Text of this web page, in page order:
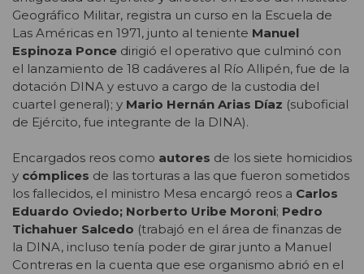
Geográfico Militar, registra un curso en la Escuela de
Las Américas en 1971, junto al teniente Manuel
Espinoza Ponce dirigió el operativo que culminó con
el lanzamiento de 18 cadáveres al Río Allipén, fue de la
dotación DINA y estuvo a cargo de la custodia del
cuartel general); y Mario Hernán Arias Díaz (suboficial
de Ejército, fue integrante de la DINA).
Encargados reos como autores de los siete homicidios
y cómplices de las torturas a las que fueron sometidos
los fallecidos, el ministro Mesa encargó reos a Carlos
Eduardo Oviedo; Norberto Uribe Moroni; Pedro
Tichahuer Salcedo (trabajó en el área de finanzas de
la DINA, incluso tenía poder de girar junto a Manuel
Contreras en la cuenta que ese organismo abrió en el